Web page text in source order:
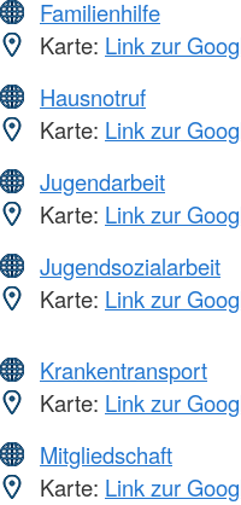
Familienhilfe
Karte: Link zur
Hausnotruf
Karte: Link zur
Jugendarbeit
Karte: Link zur
Jugendsozialarbeit
Karte: Link zur
Krankentransport
Karte: Link zur
Mitgliedschaft
Karte: Link zur